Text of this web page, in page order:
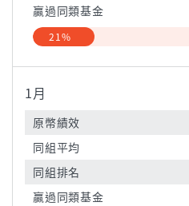
贏過同類基金
21%
1月
原幣績效
同組平均
同組排名
贏過同類基金